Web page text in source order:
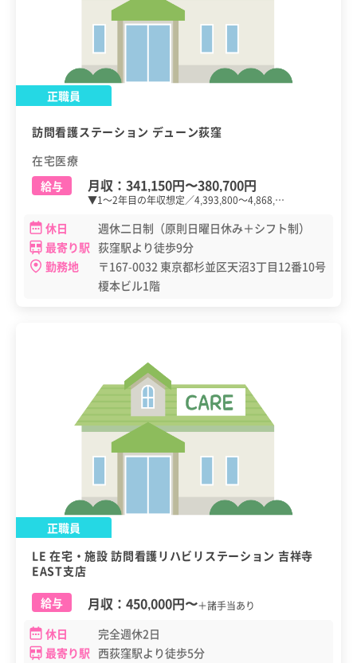
正職員
訪問看護ステーション デューン荻窪
在宅医療
給与
月収： 341,150円〜380,700円
▼1～2年目の年収想定／4,393,800～4,868,…
休日
週休二日制（原則日曜日休み＋シフト制）
最寄り駅 荻窪駅より徒歩9分
勤務地
〒167-0032 東京都杉並区天沼3丁目12番10号
榎本ビル1階
正職員
LE 在宅・施設 訪問看護リハビリステーション 吉祥寺
EAST支店
給与
月収： 450,000円〜＋諸手当あり
休日
完全週休2日
最寄り駅 西荻窪駅より徒歩5分